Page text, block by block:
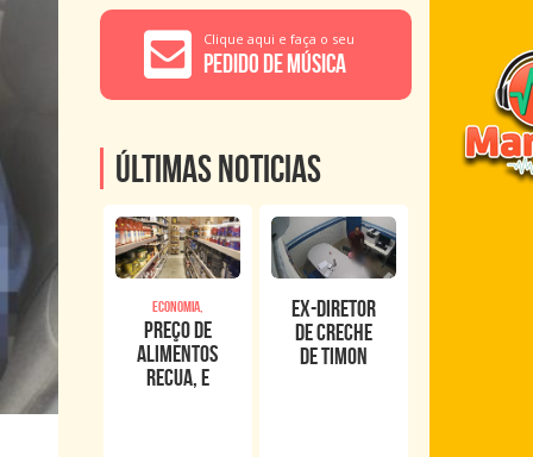
Clique aqui e faça o seu
Pedido de Música
Últimas noticias
Economia,
Preço de
alimentos
recua, e
Ex-diretor
de creche
de Timon